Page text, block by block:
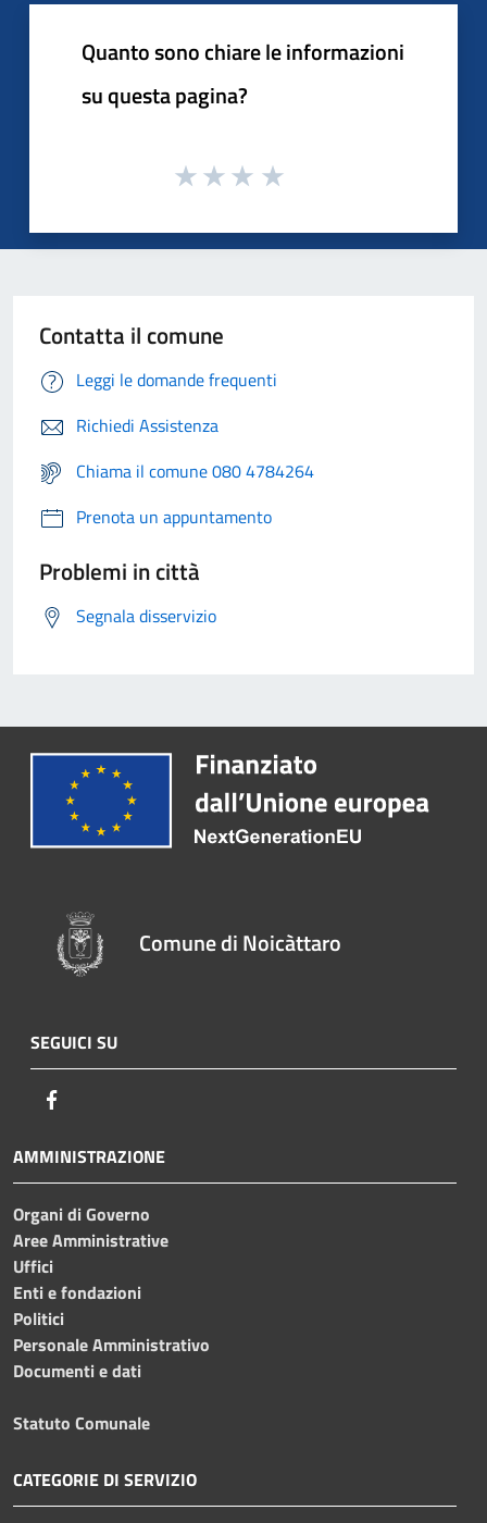
Quanto sono chiare le informazioni
su questa pagina?
Contatta il comune
Leggi le domande frequenti
Richiedi Assistenza
Chiama il comune 080 4784264
Prenota un appuntamento
Problemi in città
Segnala disservizio
Comune di Noicàttaro
SEGUICI SU
AMMINISTRAZIONE
Organi di Governo
Aree Amministrative
Uffici
Enti e fondazioni
Politici
Personale Amministrativo
Documenti e dati
Statuto Comunale
CATEGORIE DI SERVIZIO